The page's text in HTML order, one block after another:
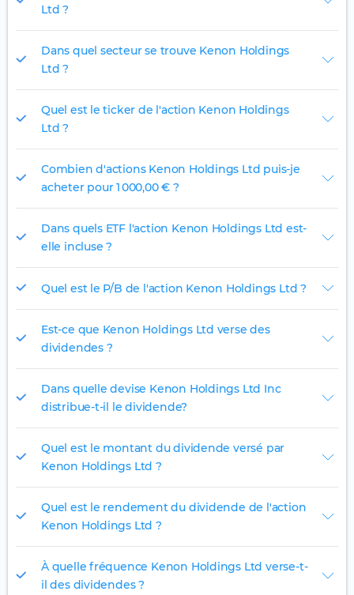
Ltd ?
Dans quel secteur se trouve Kenon Holdings
Ltd ?
Quel est le ticker de l'action Kenon Holdings
Ltd ?
Combien d'actions Kenon Holdings Ltd puis-je
acheter pour 1 000,00 € ?
Dans quels ETF l'action Kenon Holdings Ltd est-
elle incluse ?
Quel est le P/B de l'action Kenon Holdings Ltd ?
Est-ce que Kenon Holdings Ltd verse des
dividendes ?
Dans quelle devise Kenon Holdings Ltd Inc
distribue-t-il le dividende?
Quel est le montant du dividende versé par
Kenon Holdings Ltd ?
Quel est le rendement du dividende de l'action
Kenon Holdings Ltd ?
À quelle fréquence Kenon Holdings Ltd verse-t-
il des dividendes ?